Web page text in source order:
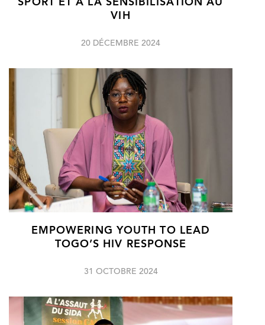
SPORT ET À LA SENSIBILISATION AU
VIH
20 DÉCEMBRE 2024
EMPOWERING YOUTH TO LEAD
TOGO’S HIV RESPONSE
31 OCTOBRE 2024